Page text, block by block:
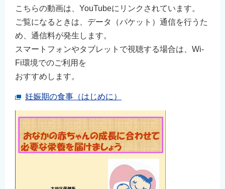
こちらの動画は、YouTubeにリンクされています。
ご覧になるときは、データ（パケット）通信を行うた
め、通信料が発生します。
スマートフォンやタブレットで視聴する場合は、Wi-
Fi環境でのご利用を
おすすめします。
妊娠期の食事（はじめに）